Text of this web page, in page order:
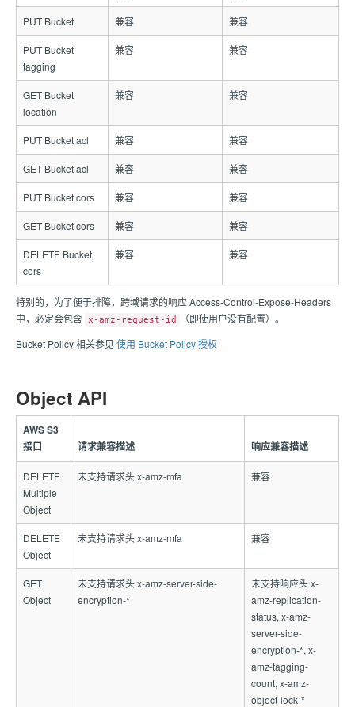
PUT Bucket 兼容 兼容
PUT Bucket
tagging
兼容 兼容
GET Bucket
location
兼容 兼容
PUT Bucket acl 兼容 兼容
GET Bucket acl 兼容 兼容
PUT Bucket cors 兼容 兼容
GET Bucket cors 兼容 兼容
DELETE Bucket
cors
兼容 兼容
特别的，为了便于排障，跨域请求的响应 Access-Control-Expose-Headers
中，必定会包含 x-amz-request-id
（即使用户没有配置）。
Bucket Policy 相关参见使用 Bucket Policy 授权
Object API
AWS S3
接口
请求兼容描述 响应兼容描述
DELETE
Multiple
Object
未支持请求头 x-amz-mfa 兼容
DELETE
Object
未支持请求头 x-amz-mfa 兼容
GET
Object
未支持请求头 x-amz-server-side-
encryption-*
未支持响应头 x-
amz-replication-
status, x-amz-
server-side-
encryption-*, x-
amz-tagging-
count, x-amz-
object-lock-*